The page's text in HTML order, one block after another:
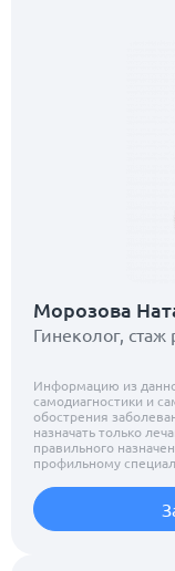
Морозова
Гинеколог,
Информацию из
самодиагностики и
обострения
назначать только
правильного
профильному